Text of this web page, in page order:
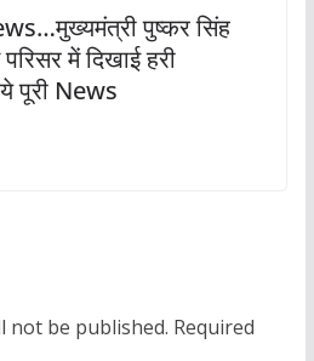
पुष्कर सिंह
में दिखाई हरी
पूरी News
not be published. Required